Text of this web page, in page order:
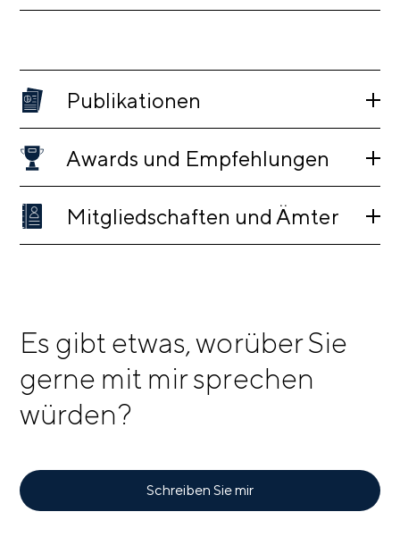
Publikationen
Awards und Empfehlungen
Mitgliedschaften und Ämter
Es gibt etwas, worüber Sie
gerne mit mir sprechen
würden?
Schreiben Sie mir